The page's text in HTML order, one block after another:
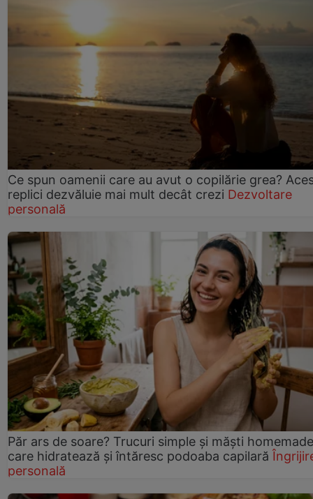
Ce spun oamenii care au avut o copilărie grea?
replici dezvăluie mai mult decât crezi Dezvoltare
personală
Păr ars de soare? Trucuri simple și măști homemade
care hidratează și întăresc podoaba capilară
personală